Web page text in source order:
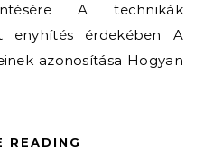
A technikák
enyhítés érdekében A
azonosítása Hogyan
READING